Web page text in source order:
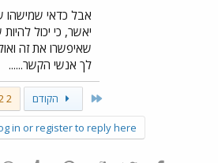
אבל כדאי שמישהו
יאשר, כי יכול
שאיפשרו את זה
לך אנשי הקשר......
First הקודם 2 of 2
in or register to reply here.